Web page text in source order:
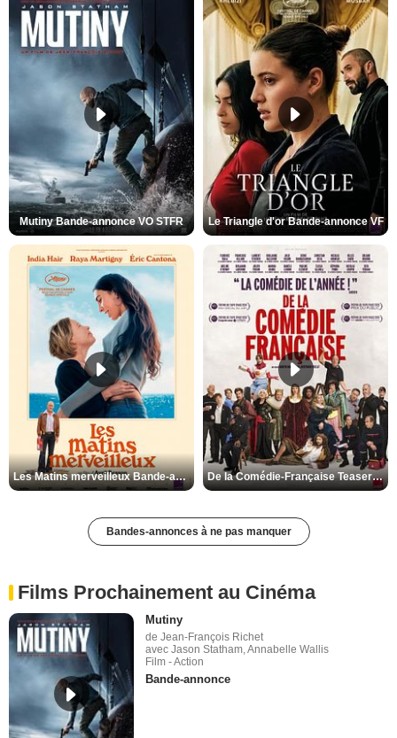
Mutiny Bande-annonce VO STFR Le Triangle d'or Bande-annonce VF
Les Matins merveilleux Bande-annonce VF De la Comédie-Française Teaser VF
Bandes-annonces à ne pas manquer
Films Prochainement au Cinéma
Mutiny
de Jean-François Richet
avec Jason Statham, Annabelle Wallis
Film - Action
Bande-annonce